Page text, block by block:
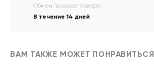
Обмен/возврат товара:
В течение 14 дней
ВАМ ТАКЖЕ МОЖЕТ ПОНРАВИТЬСЯ